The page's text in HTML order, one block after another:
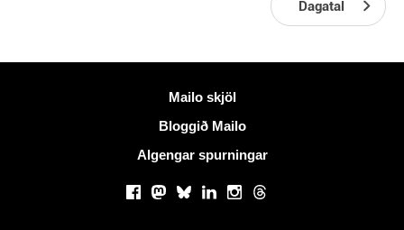
Dagatal
Mailo skjöl
Bloggið Mailo
Algengar spurningar
Facebook
Mastodon
BlueskyLinkedInInstagram
Threads